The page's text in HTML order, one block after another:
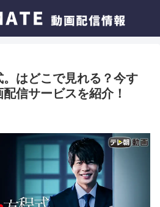
はどこで見れる？今す
信サービスを紹介！